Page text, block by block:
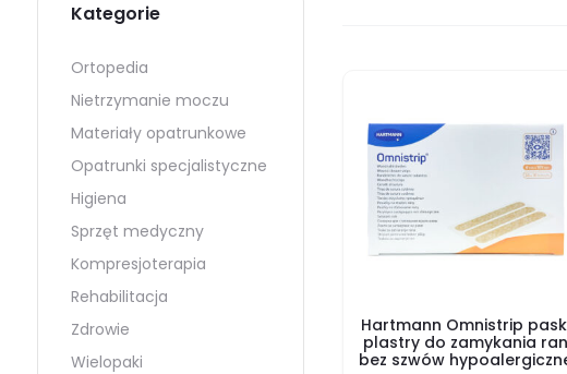
Hartmann Omnistrip
plastry do zamykania ran
bez szwów
Kategorie
Ortopedia
Nietrzymanie moczu
Materiały opatrunkowe
Opatrunki specjalistyczne
Higiena
Sprzęt medyczny
Kompresjoterapia
Rehabilitacja
Zdrowie
Wielopaki